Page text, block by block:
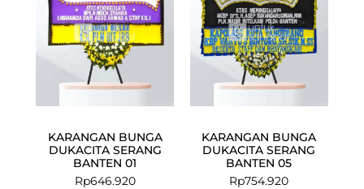
KARANGAN BUNGA
DUKACITA SERANG
BANTEN 01
Rp646.920
KARANGAN BUNGA
DUKACITA SERANG
BANTEN 05
Rp754.920